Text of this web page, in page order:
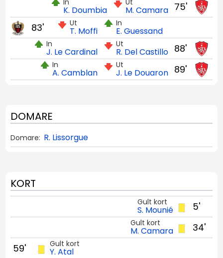
75'
M. Camara
K. Doumbia
Ut
T. Moffi
In
E. Guessand
83'
88'
Ut
R. Del Castillo
In
J. Le Cardinal
89'
Ut
J. Le Douaron
In
A. Camblan
DOMARE
Domare: R. Lissorgue
KORT
5'
Gult kort
S. Mounié
34'
Gult kort
M. Camara
Gult kort
Y. Atal
59'